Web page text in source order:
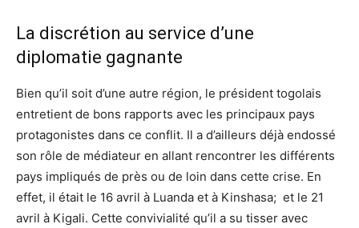
La discrétion au service d’une
diplomatie gagnante
Bien qu’il soit d’une autre région, le président togolais
entretient de bons rapports avec les principaux pays
protagonistes dans ce conflit. Il a d’ailleurs déjà endossé
son rôle de médiateur en allant rencontrer les différents
pays impliqués de près ou de loin dans cette crise. En
effet, il était le 16 avril à Luanda et à Kinshasa; et le 21
avril à Kigali. Cette convivialité qu’il a su tisser avec